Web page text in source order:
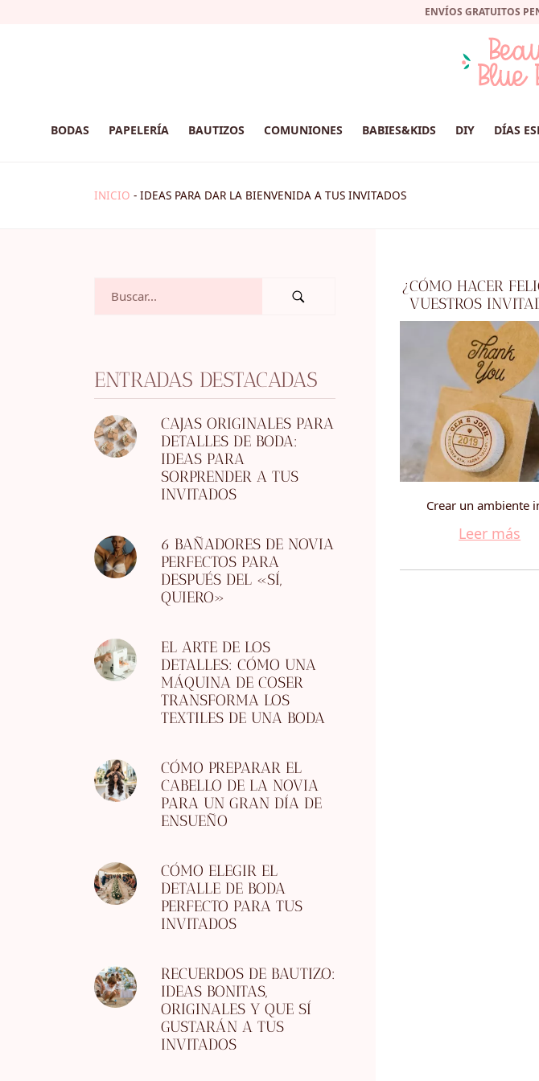
ENVÍOS GRATUITOS
BODAS PAPELERÍA BAUTIZOS COMUNIONES BABIES&KIDS DIY DÍAS
INICIO - IDEAS PARA DAR LA BIENVENIDA A TUS INVITADOS
¿CÓMO HACER
VUESTROS
Crear un ambiente
Leer más
ENTRADAS DESTACADAS
CAJAS ORIGINALES PARA
DETALLES DE BODA:
IDEAS PARA
SORPRENDER A TUS
INVITADOS
6 BAÑADORES DE NOVIA
PERFECTOS PARA
DESPUÉS DEL «SÍ,
QUIERO»
EL ARTE DE LOS
DETALLES: CÓMO UNA
MÁQUINA DE COSER
TRANSFORMA LOS
TEXTILES DE UNA BODA
CÓMO PREPARAR EL
CABELLO DE LA NOVIA
PARA UN GRAN DÍA DE
ENSUEÑO
CÓMO ELEGIR EL
DETALLE DE BODA
PERFECTO PARA TUS
INVITADOS
RECUERDOS DE BAUTIZO:
IDEAS BONITAS,
ORIGINALES Y QUE SÍ
GUSTARÁN A TUS
INVITADOS